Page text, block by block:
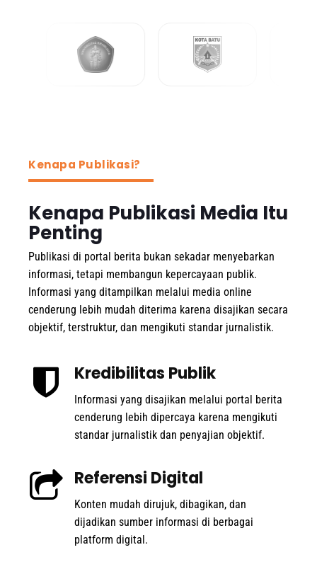
Kenapa Publikasi?
Kenapa Publikasi Media Itu
Penting
Publikasi di portal berita bukan sekadar menyebarkan
informasi, tetapi membangun kepercayaan publik.
Informasi yang ditampilkan melalui media online
cenderung lebih mudah diterima karena disajikan secara
objektif, terstruktur, dan mengikuti standar jurnalistik.
Kredibilitas Publik
Informasi yang disajikan melalui portal berita
cenderung lebih dipercaya karena mengikuti
standar jurnalistik dan penyajian objektif.
Referensi Digital
Konten mudah dirujuk, dibagikan, dan
dijadikan sumber informasi di berbagai
platform digital.